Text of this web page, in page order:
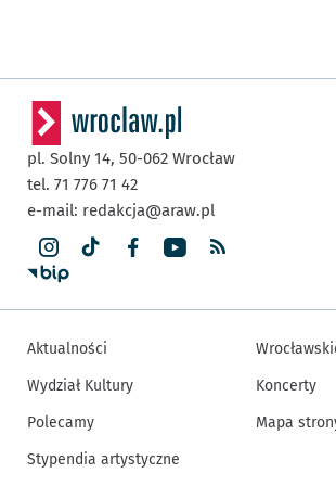
pl. Solny 14, 50-062 Wrocław
tel. 71 776 71 42
e-mail: redakcja@araw.pl
Aktualności
Wydział Kultury
Polecamy
Stypendia artystyczne
Koncerty
Mapa